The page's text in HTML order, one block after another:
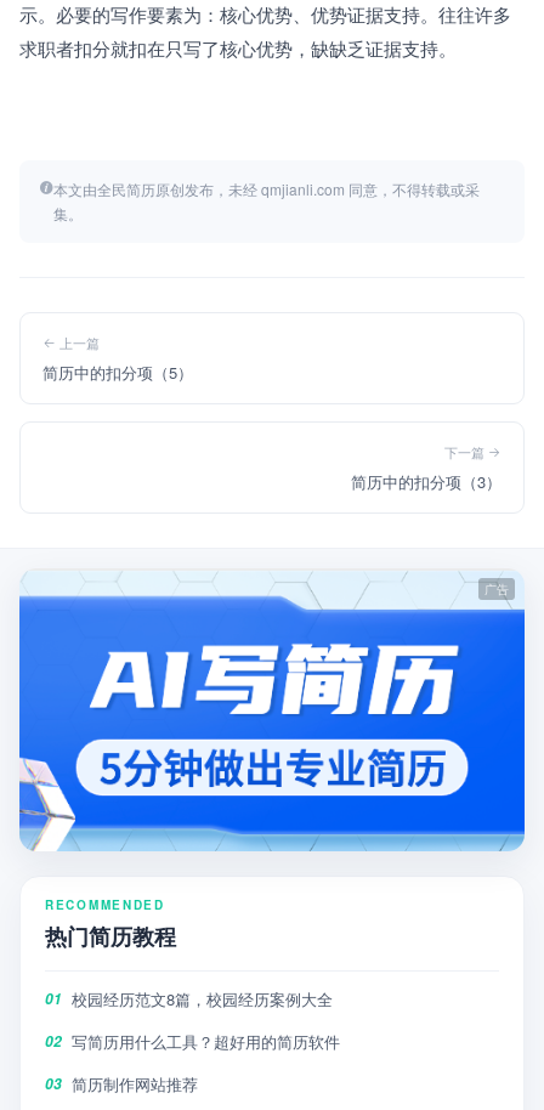
示。必要的写作要素为：核心优势、优势证据支持。往往许多
求职者扣分就扣在只写了核心优势，缺缺乏证据支持。
本文由全民简历原创发布，未经 qmjianli.com 同意，不得转载或采
集。
上一篇
简历中的扣分项（5）
下一篇
简历中的扣分项（3）
RECOMMENDED
热门简历教程
01 校园经历范文8篇，校园经历案例大全
02 写简历用什么工具？超好用的简历软件
03 简历制作网站推荐